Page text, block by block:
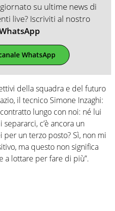
su ultime news di
live? Iscriviti al nostro
WhatsApp
della squadra e del futuro
il tecnico Simone Inzaghi:
lungo con noi: né lui
c’è ancora un
un terzo posto? Sì, non mi
ma questo non significa
a lottare per fare di più”.